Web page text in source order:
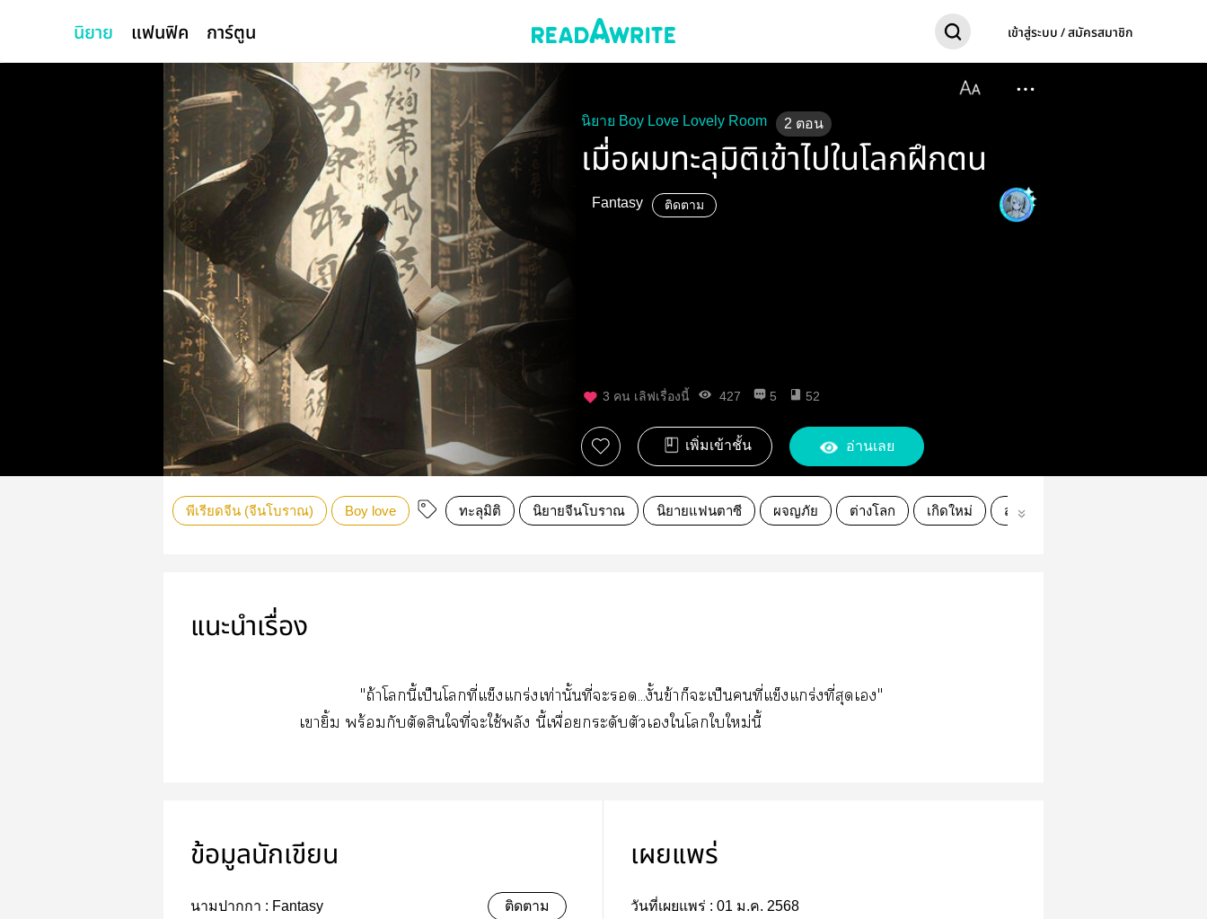
นิยาย แฟนฟิค การ์ตูน เข้าสู่ระบบ / สมัครสมาชิก
นิยาย Boy Love Lovely Room 2 ตอน
เมื่อผมทะลุมิติเข้าไปในโลกฝึกตน
Fantasy ติดตาม
3 คน เลิฟเรื่องนี้ 427 5 52
เพิ่มเข้าชั้น อ่านเลย
พีเรียดจีน (จีนโบราณ) Boy love ทะลุมิติ นิยายจีนโบราณ นิยายแฟนตาซี ผจญภัย ต่างโลก เกิดใหม่ สงคราม
แนะนำเรื่อง
"ถ้าโนี้เป็นโที่แข็งแกร่งเท่านั้นที่ะ...งั้นข้าก็ะเป็นคนที่แข็งแกร่งที่สุดเ"
เายิ้ม พร้อมกับตัดสินใที่ะใช้พลัง นี้เพื่อระดับตัวเใโใใหม่นี้
ข้อมูลนักเขียน
นามปากกา : Fantasy ติดตาม
เผยแพร่
วันที่เผยแพร่ : 01 ม.ค. 2568